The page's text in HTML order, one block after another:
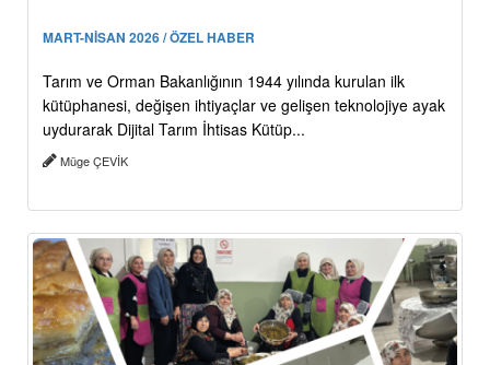
MART-NİSAN 2026 / ÖZEL HABER
Tarım ve Orman Bakanlığının 1944 yılında kurulan ilk
kütüphanesi, değişen ihtiyaçlar ve gelişen teknolojiye ayak
uydurarak Dijital Tarım İhtisas Kütüp...
Müge ÇEVİK